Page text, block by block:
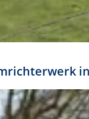
darf das Logo
Absprache mit